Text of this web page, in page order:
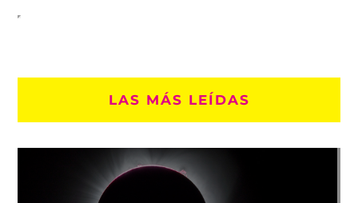
LAS MÁS LEÍDAS